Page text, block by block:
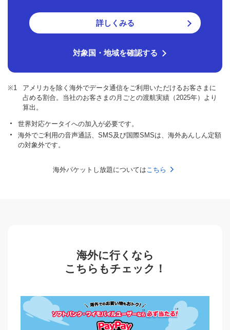
詳しくみる
対象国・地域を確認する
※1
アメリカを除く海外でデータ通信をご利用いただけるお客さまに
占める割合。当社のお客さまの月ごとの渡航実績（2025年）より
算出。
世界対応ケータイへの加入が必要です。
海外でご利用の音声通話、SMS及び国際SMSは、海外あんしん定額
の対象外です。
海外パケットし放題についてはこちら
海外に行くなら
こちらもチェック！